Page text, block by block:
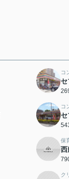
コ
セ
コ
セ
保
西
ク